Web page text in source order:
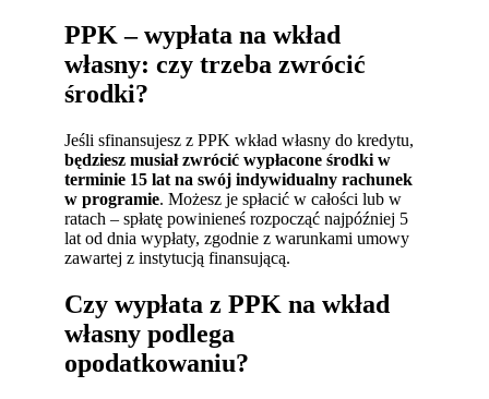
PPK – wypłata na wkład
własny: czy trzeba zwrócić
środki?
Jeśli sfinansujesz z PPK wkład własny do kredytu,
będziesz musiał zwrócić wypłacone środki w
terminie 15 lat na swój indywidualny rachunek
w programie. Możesz je spłacić w całości lub w
ratach – spłatę powinieneś rozpocząć najpóźniej 5
lat od dnia wypłaty, zgodnie z warunkami umowy
zawartej z instytucją finansującą.
Czy wypłata z PPK na wkład
własny podlega
opodatkowaniu?